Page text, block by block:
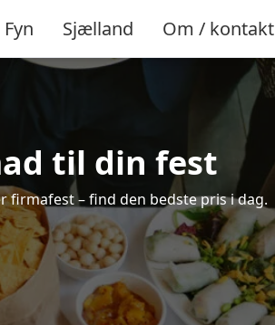
Fyn Sjælland Om / kontakt
til din fest
firmafest – find den bedste pris i dag.